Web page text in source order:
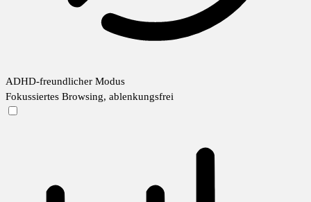
ADHD-freundlicher Modus
Fokussiertes Browsing, ablenkungsfrei